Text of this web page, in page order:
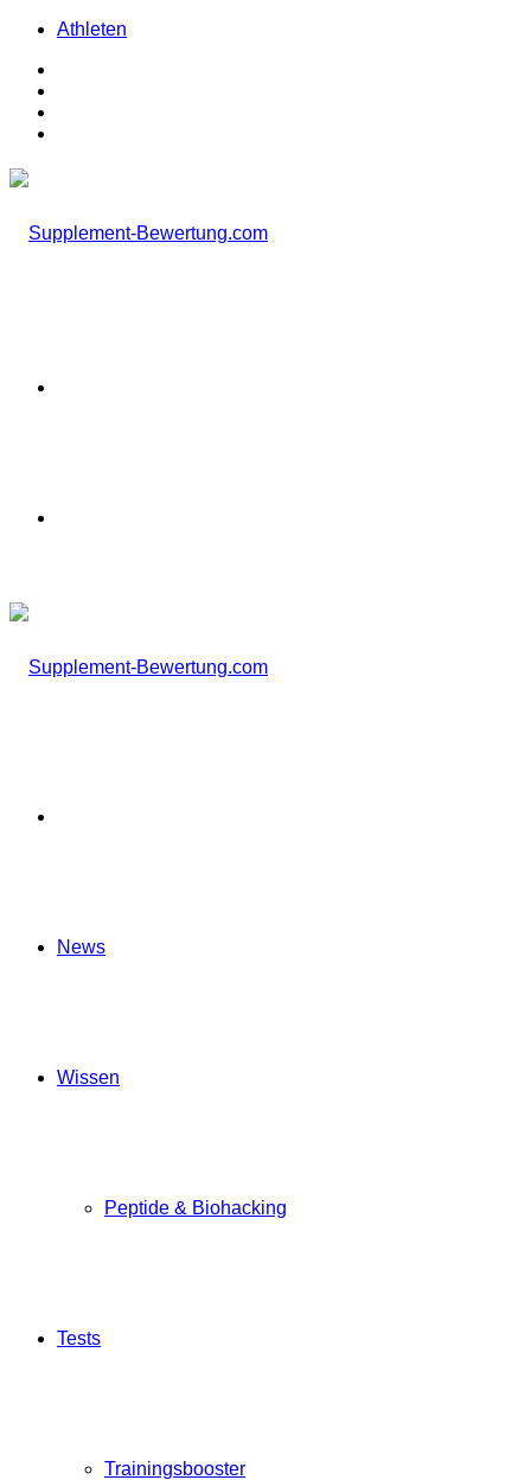
Athleten
News
Wissen
Peptide & Biohacking
Tests
Trainingsbooster